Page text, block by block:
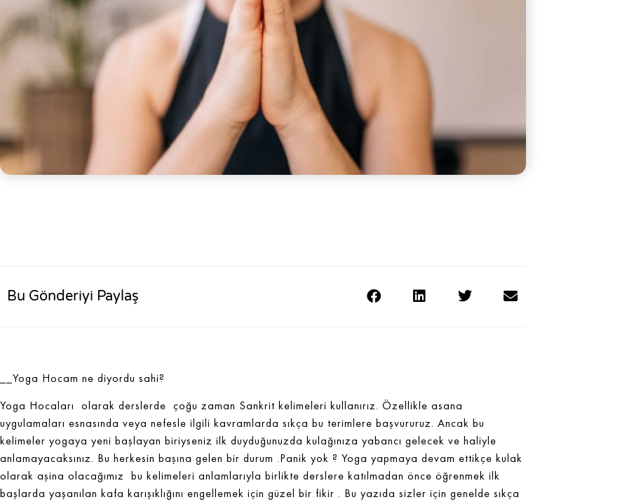
Bu Gönderiyi Paylaş
__Yoga Hocam ne diyordu sahi?
Yoga Hocaları olarak derslerde çoğu zaman Sankrit kelimeleri kullanırız. Özellikle asana
uygulamaları esnasında veya nefesle ilgili kavramlarda sıkça bu terimlere başvururuz. Ancak bu
kelimeler yogaya yeni başlayan biriyseniz ilk duyduğunuzda kulağınıza yabancı gelecek ve haliyle
anlamayacaksınız. Bu herkesin başına gelen bir durum .Panik yok ? Yoga yapmaya devam ettikçe kulak
olarak aşina olacağımız bu kelimeleri anlamlarıyla birlikte derslere katılmadan önce öğrenmek ilk
başlarda yaşanılan kafa karışıklığını engellemek için güzel bir fikir . Bu yazıda sizler için genelde sıkça